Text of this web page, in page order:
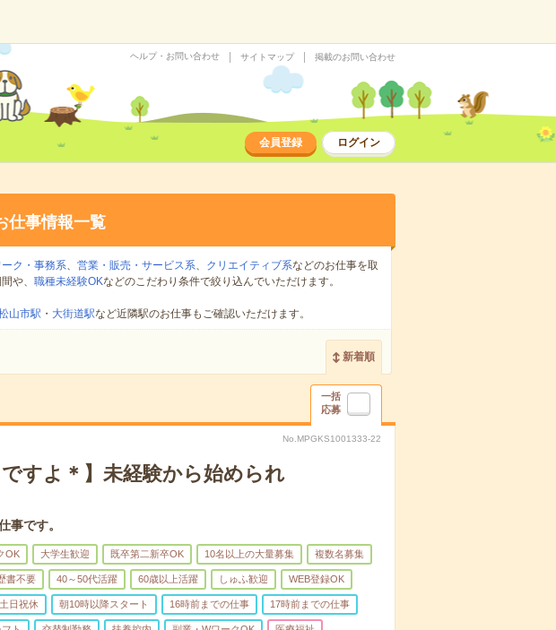
ヘルプ・お問い合わせ サイトマップ 掲載のお問い合わせ
会員登録 ログイン
仕事情報一覧
ク・事務系、 営業・販売・サービス系、 クリエイティブ系などのお仕事を取
や、 職種未経験OKなどのこだわり条件で絞り込んでいただけます。
山市駅 ・ 大街道駅など近隣駅のお仕事もご確認いただけます。
新着順
一括
応募
No.MPGKS1001333-22
すよ＊】未経験から始められ
です。
OK 大学生歓迎 既卒第二新卒OK 10名以上の大量募集 複数名募集
書不要 40～50代活躍 60歳以上活躍 しゅふ歓迎 WEB登録OK
土日祝休 朝10時以降スタート 16時前までの仕事 17時前までの仕事